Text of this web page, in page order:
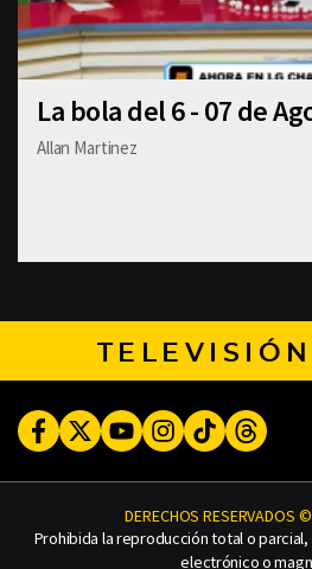
La bola del 6 - 07 de
Allan Martinez
TELEVISIÓN
FacebookTwitterYoutubeInstagram
TikTokThreads
DERECHOS RESERVADOS
Prohibida la reproducción total o
electrónico o